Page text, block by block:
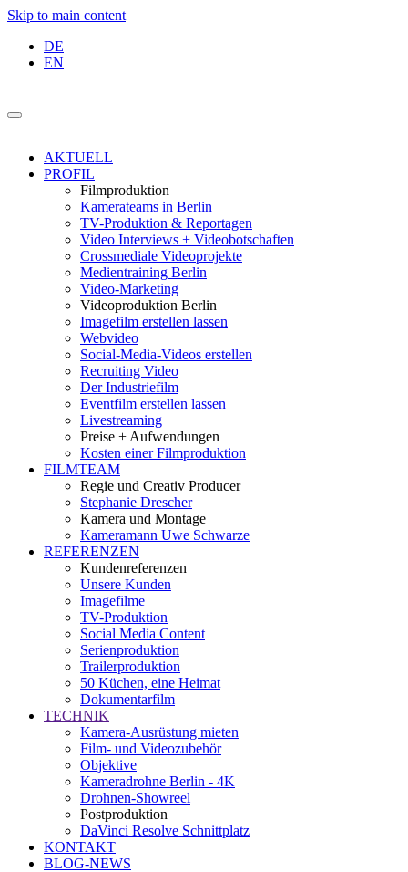
Skip to main content
DE
EN
AKTUELL
PROFIL
Filmproduktion
Kamerateams in Berlin
TV-Produktion & Reportagen
Video Interviews + Videobotschaften
Crossmediale Videoprojekte
Medientraining Berlin
Video-Marketing
Videoproduktion Berlin
Imagefilm erstellen lassen
Webvideo
Social-Media-Videos erstellen
Recruiting Video
Der Industriefilm
Eventfilm erstellen lassen
Livestreaming
Preise + Aufwendungen
Kosten einer Filmproduktion
FILMTEAM
Regie und Creativ Producer
Stephanie Drescher
Kamera und Montage
Kameramann Uwe Schwarze
REFERENZEN
Kundenreferenzen
Unsere Kunden
Imagefilme
TV-Produktion
Social Media Content
Serienproduktion
Trailerproduktion
50 Küchen, eine Heimat
Dokumentarfilm
TECHNIK
Kamera-Ausrüstung mieten
Film- und Videozubehör
Objektive
Kameradrohne Berlin - 4K
Drohnen-Showreel
Postproduktion
DaVinci Resolve Schnittplatz
KONTAKT
BLOG-NEWS